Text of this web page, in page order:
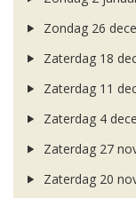
Zondag 26
Zaterdag 18
Zaterdag 11
Zaterdag 4
Zaterdag 27
Zaterdag 20